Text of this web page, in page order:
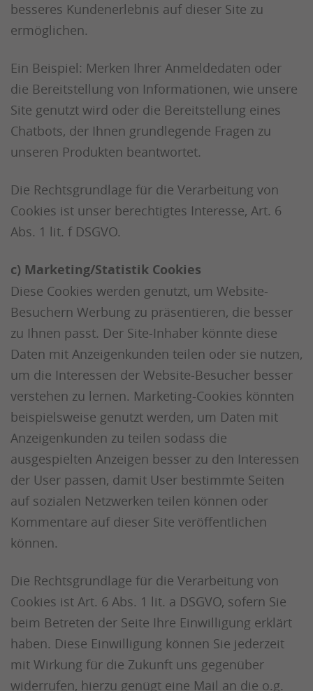
besseres Kundenerlebnis auf dieser Site zu
ermöglichen.
Ein Beispiel: Merken Ihrer Anmeldedaten oder
die Bereitstellung von Informationen, wie unsere
Site genutzt wird oder die Bereitstellung eines
Chatbots, der Ihnen grundlegende Fragen zu
unseren Produkten beantwortet.
Die Rechtsgrundlage für die Verarbeitung von
Cookies ist unser berechtigtes Interesse, Art. 6
Abs. 1 lit. f DSGVO.
c) Marketing/Statistik Cookies
Diese Cookies werden genutzt, um Website-
Besuchern Werbung zu präsentieren, die besser
zu Ihnen passt. Der Site-Inhaber könnte diese
Daten mit Anzeigenkunden teilen oder sie nutzen,
um die Interessen der Website-Besucher besser
verstehen zu lernen. Marketing-Cookies könnten
beispielsweise genutzt werden, um Daten mit
Anzeigenkunden zu teilen sodass die
ausgespielten Anzeigen besser zu den Interessen
der User passen, damit User bestimmte Seiten
auf sozialen Netzwerken teilen können oder
Kommentare auf dieser Site veröffentlichen
können.
Die Rechtsgrundlage für die Verarbeitung von
Cookies ist Art. 6 Abs. 1 lit. a DSGVO, sofern Sie
beim Betreten der Seite Ihre Einwilligung erklärt
haben. Diese Einwilligung können Sie jederzeit
mit Wirkung für die Zukunft uns gegenüber
widerrufen, hierzu genügt eine Mail an die o.g.